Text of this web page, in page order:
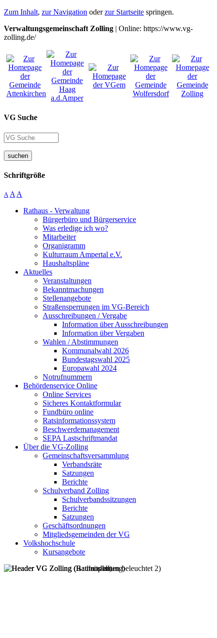
Zum Inhalt, zur Navigation oderzur Startseite springen.
Verwaltungsgemeinschaft Zolling | Online: https://www.vg-
zolling.de/
VG Suche
suchen
Schriftgröße
A A A
Rathaus - Verwaltung
Bürgerbüro und Bürgerservice
Was erledige ich wo?
Mitarbeiter
Organigramm
Kulturraum Ampertal e.V.
Haushaltspläne
Aktuelles
Veranstaltungen
Bekanntmachungen
Stellenangebote
Straßensperrungen im VG-Bereich
Ausschreibungen / Vergabe
Information über Ausschreibungen
Information über Vergaben
Wahlen / Abstimmungen
Kommunalwahl 2026
Bundestagswahl 2025
Europawahl 2024
Notrufnummern
Behördenservice Online
Online Services
Sicheres Kontaktformular
Fundbüro online
Ratsinformationssystem
Beschwerdemanagement
SEPA Lastschriftmandat
Über die VG-Zolling
Gemeinschaftsversammlung
Verbandsräte
Satzungen
Berichte
Schulverband Zolling
Schulverbandssitzungen
Berichte
Satzungen
Geschäftsordnungen
Mitgliedsgemeinden der VG
Volkshochschule
Kursangebote